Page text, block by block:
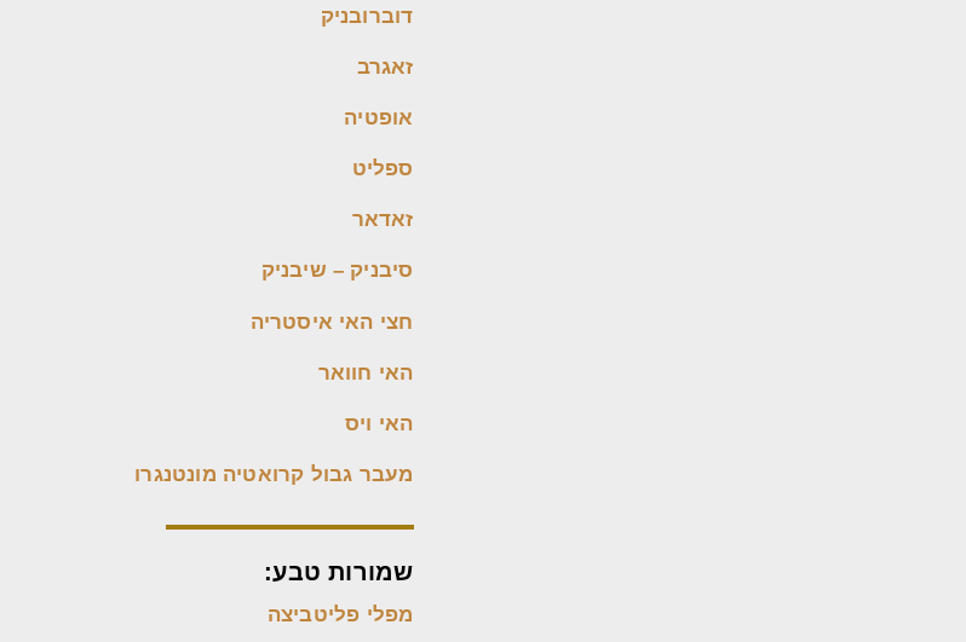
דוברובניק
זאגרב
אופטיה
ספליט
זאדאר
סיבניק – שיבניק
חצי האי איסטריה
האי חוואר
האי ויס
מעבר גבול קרואטיה מונטנגרו
שמורות טבע:
מפלי פליטביצה